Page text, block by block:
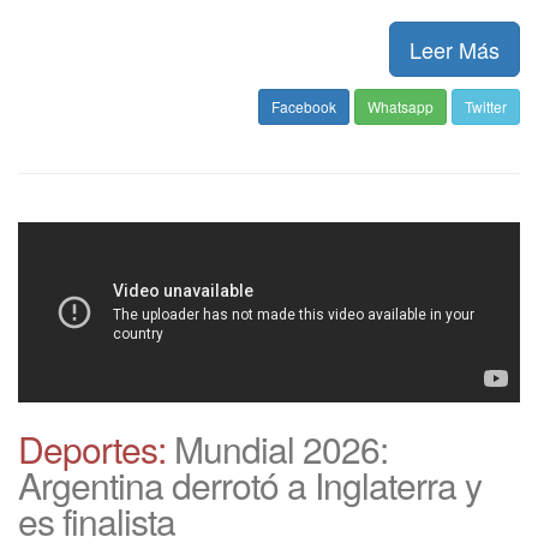
Leer Más
Facebook Whatsapp Twitter
Deportes: Mundial 2026:
Argentina derrotó a Inglaterra y
es finalista